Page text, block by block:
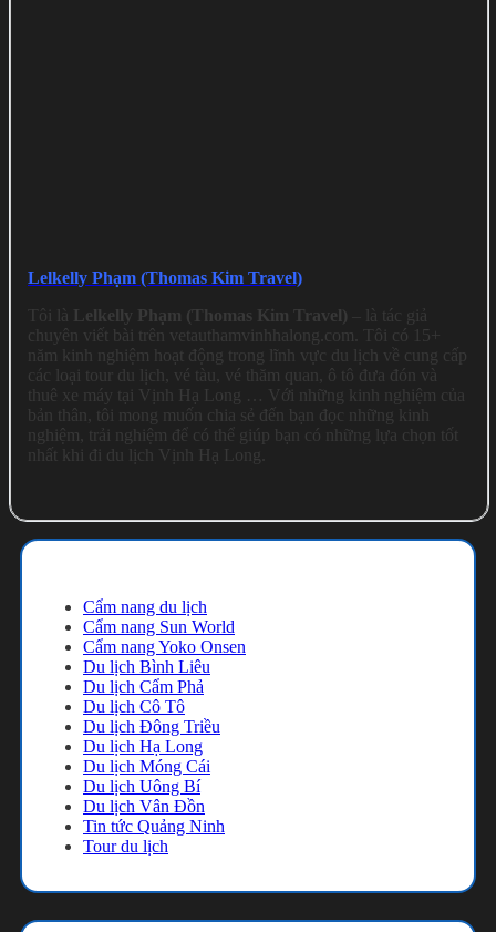
Lelkelly Phạm (Thomas Kim Travel)
Tôi là Lelkelly Phạm (Thomas Kim Travel) – là tác giả
chuyên viết bài trên vetauthamvinhhalong.com. Tôi có 15+
năm kinh nghiệm hoạt động trong lĩnh vực du lịch về cung cấp
các loại tour du lịch, vé tàu, vé thăm quan, ô tô đưa đón và
thuê xe máy tại Vịnh Hạ Long … Với những kinh nghiệm của
bản thân, tôi mong muốn chia sẻ đến bạn đọc những kinh
nghiệm, trải nghiệm để có thể giúp bạn có những lựa chọn tốt
nhất khi đi du lịch Vịnh Hạ Long.
Cẩm nang du lịch
Cẩm nang Sun World
Cẩm nang Yoko Onsen
Du lịch Bình Liêu
Du lịch Cẩm Phả
Du lịch Cô Tô
Du lịch Đông Triều
Du lịch Hạ Long
Du lịch Móng Cái
Du lịch Uông Bí
Du lịch Vân Đồn
Tin tức Quảng Ninh
Tour du lịch